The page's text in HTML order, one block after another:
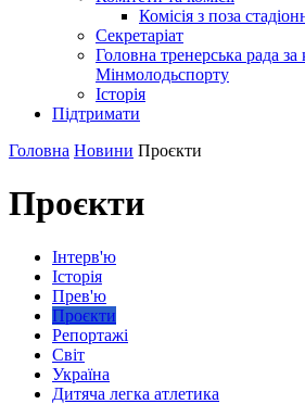
Комісія з поза
Секретаріат
Головна тренерська рада за
Мінмолодьспорту
Історія
Підтримати
Головна Новини Проєкти
Проєкти
Інтерв'ю
Історія
Прев'ю
Проєкти
Репортажі
Світ
Україна
Дитяча легка атлетика